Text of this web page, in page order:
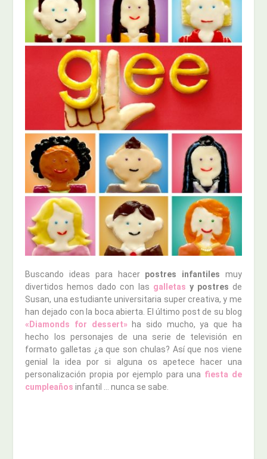
Buscando ideas para hacer postres infantiles muy
divertidos hemos dado con las galletas y postres de
Susan, una estudiante universitaria super creativa, y me
han dejado con la boca abierta. El último post de su blog
«Diamonds for dessert» ha sido mucho, ya que ha
hecho los personajes de una serie de televisión en
formato galletas ¿a que son chulas? Así que nos viene
genial la idea por si alguna os apetece hacer una
personalización propia por ejemplo para una fiesta de
cumpleaños infantil … nunca se sabe.